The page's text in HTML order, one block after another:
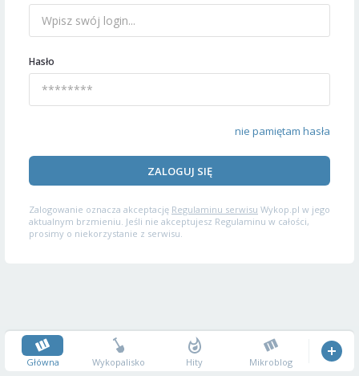
Hasło
nie pamiętam hasła
ZALOGUJ SIĘ
Zalogowanie oznacza akceptację Regulaminu serwisu Wykop.pl w jego
aktualnym brzmieniu. Jeśli nie akceptujesz Regulaminu w całości,
prosimy o niekorzystanie z serwisu.
Główna Wykopalisko Hity Mikroblog